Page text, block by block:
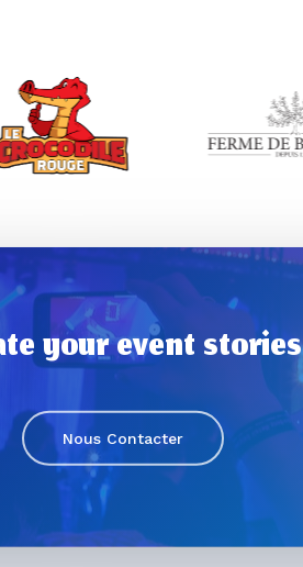
your event stories
Nous Contacter